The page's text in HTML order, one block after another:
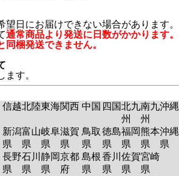
望日にお届けできない場合があります。
通常商品より発送に日数がかかります。
同梱発送できません。
ます。
信越北陸東海関西 中国 四国北九
州
南九
州
沖縄
新潟
県
長野
県
富山
県
石川
県
岐阜
県
静岡
県
滋賀
県
京都
府
鳥取
県
島根
県
徳島
県
香川
県
福岡
県
佐賀
県
熊本
県
宮崎
県
沖縄
県